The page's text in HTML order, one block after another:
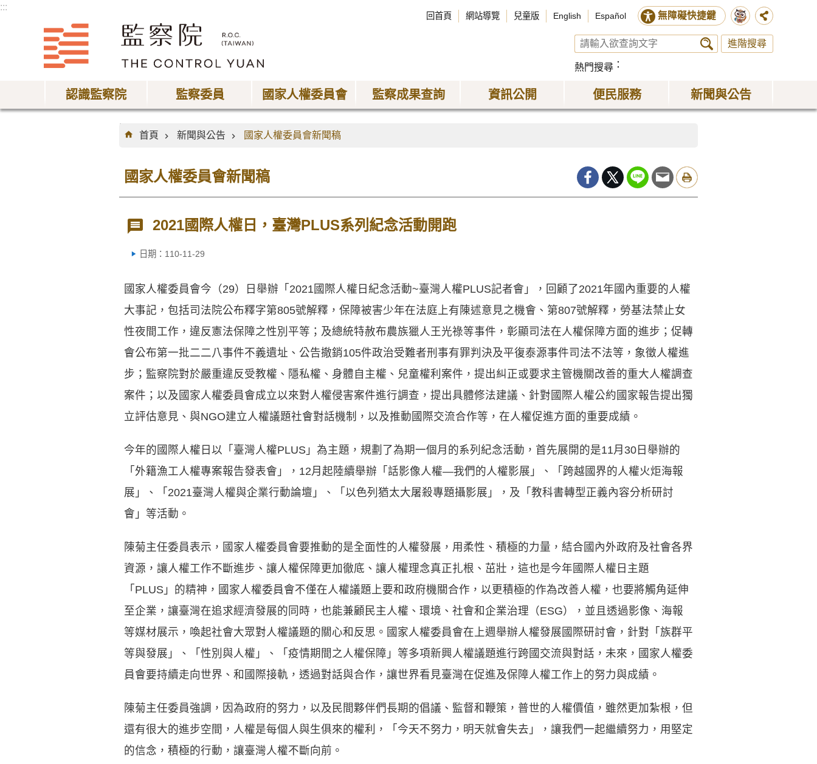
:::
回首頁 網站導覽 兒童版 English Español 無障礙快捷鍵
進階搜尋
熱門搜尋
認識監察院 監察委員 國家人權委員會 監察成果查詢 資訊公開 便民服務 新聞與公告
:::
首頁
新聞與公告 國家人權委員會新聞稿
國家人權委員會新聞稿
2021國際人權日，臺灣PLUS系列紀念活動開跑
日期：110-11-29
國家人權委員會今（29）日舉辦「2021國際人權日紀念活動~臺灣人權PLUS記者會」，回顧了2021年國內重要的人權
大事記，包括司法院公布釋字第805號解釋，保障被害少年在法庭上有陳述意見之機會、第807號解釋，勞基法禁止女
性夜間工作，違反憲法保障之性別平等；及總統特赦布農族獵人王光祿等事件，彰顯司法在人權保障方面的進步；促轉
會公布第一批二二八事件不義遺址、公告撤銷105件政治受難者刑事有罪判決及平復泰源事件司法不法等，象徵人權進
步；監察院對於嚴重違反受教權、隱私權、身體自主權、兒童權利案件，提出糾正或要求主管機關改善的重大人權調查
案件；以及國家人權委員會成立以來對人權侵害案件進行調查，提出具體修法建議、針對國際人權公約國家報告提出獨
立評估意見、與NGO建立人權議題社會對話機制，以及推動國際交流合作等，在人權促進方面的重要成績。
今年的國際人權日以「臺灣人權PLUS」為主題，規劃了為期一個月的系列紀念活動，首先展開的是11月30日舉辦的
「外籍漁工人權專案報告發表會」，12月起陸續舉辦「話影像人權—我們的人權影展」、「跨越國界的人權火炬海報
展」、「2021臺灣人權與企業行動論壇」、「以色列猶太大屠殺專題攝影展」，及「教科書轉型正義內容分析研討
會」等活動。
陳菊主任委員表示，國家人權委員會要推動的是全面性的人權發展，用柔性、積極的力量，結合國內外政府及社會各界
資源，讓人權工作不斷進步、讓人權保障更加徹底、讓人權理念真正扎根、茁壯，這也是今年國際人權日主題
「PLUS」的精神，國家人權委員會不僅在人權議題上要和政府機關合作，以更積極的作為改善人權，也要將觸角延伸
至企業，讓臺灣在追求經濟發展的同時，也能兼顧民主人權、環境、社會和企業治理（ESG），並且透過影像、海報
等媒材展示，喚起社會大眾對人權議題的關心和反思。國家人權委員會在上週舉辦人權發展國際研討會，針對「族群平
等與發展」、「性別與人權」、「疫情期間之人權保障」等多項新興人權議題進行跨國交流與對話，未來，國家人權委
員會要持續走向世界、和國際接軌，透過對話與合作，讓世界看見臺灣在促進及保障人權工作上的努力與成績。
陳菊主任委員強調，因為政府的努力，以及民間夥伴們長期的倡議、監督和鞭策，普世的人權價值，雖然更加紮根，但
還有很大的進步空間，人權是每個人與生俱來的權利，「今天不努力，明天就會失去」，讓我們一起繼續努力，用堅定
的信念，積極的行動，讓臺灣人權不斷向前。